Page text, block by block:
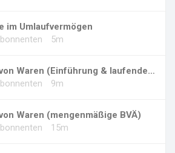
im Umlaufvermögen
5m
Bewertung von Waren (Einführung & laufende Bu...
9m
Waren (mengenmäßige BVÄ)
15m